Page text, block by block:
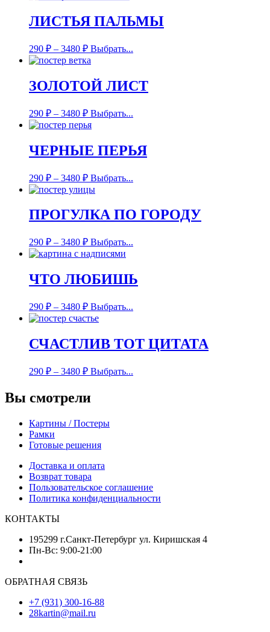
ЛИСТЬЯ ПАЛЬМЫ
290 ₽ – 3480 ₽ Выбрать...
ЗОЛОТОЙ ЛИСТ
290 ₽ – 3480 ₽ Выбрать...
ЧЕРНЫЕ ПЕРЬЯ
290 ₽ – 3480 ₽ Выбрать...
ПРОГУЛКА ПО ГОРОДУ
290 ₽ – 3480 ₽ Выбрать...
ЧТО ЛЮБИШЬ
290 ₽ – 3480 ₽ Выбрать...
СЧАСТЛИВ ТОТ ЦИТАТА
290 ₽ – 3480 ₽ Выбрать...
Вы смотрели
Картины / Постеры
Рамки
Готовые решения
Доставка и оплата
Возврат товара
Пользовательское соглашение
Политика конфиденциальности
КОНТАКТЫ
195299 г.Санкт-Петербург ул. Киришская 4
Пн-Вс: 9:00-21:00
ОБРАТНАЯ СВЯЗЬ
+7 (931) 300-16-88
28kartin@mail.ru